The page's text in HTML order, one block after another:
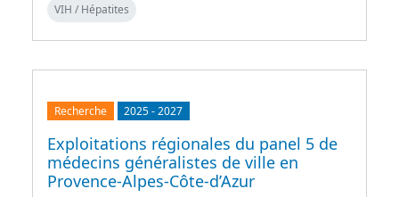
VIH / Hépatites
Recherche 2025-2027
Exploitations régionales du panel 5 de
médecins généralistes de ville en
Provence-Alpes-Côte-d’Azur